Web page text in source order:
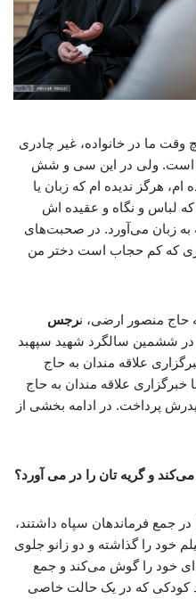
ما در خانواده، غیر چادری
است. ولی در این سی و شش
هرگز ندیده ام که زبان یا
لباس و نگاه و عقیده اش
به زبان می‌آورد. در صحبت‌های
که کم حجاب است دختر من
حاج منصور ارضی، نرجس
در ششمین سالگرد شهید سپهبد
علاقه مندان به حاج
علاقه مندان به حاج
پرداخت. در ادامه بخشی از
و گریه تان را در می آورد؟
جمع فرماندهان سپاه داشتند،
خود را گذاشته و دو زانو جلوی
خود را گوش می‌کند و جمع
کودکی که در یک حالت خاصی